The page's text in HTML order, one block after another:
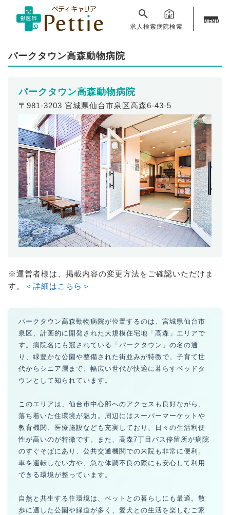
求人検索病院検索
MENU
パークタウン高森動物病院
パークタウン高森動物病院
〒981-3203 宮城県仙台市泉区高森6-43-5
※運営者様は、掲載内容の変更方法をご確認いただけま
す。
＜詳細はこちら＞
パークタウン高森動物病院が位置するのは、宮城県仙台市
泉区、計画的に開発された大規模住宅地「高森」エリアで
す。病院名にも冠されている「パークタウン」の名の通
り、緑豊かな公園や整備された街並みが特徴で、子育て世
代からシニア層まで、幅広い世代が快適に暮らすベッドタ
ウンとして知られています。
このエリアは、仙台市中心部へのアクセスも良好ながら、
落ち着いた住環境が魅力。周辺にはスーパーマーケットや
教育機関、医療施設なども充実しており、日々の生活利便
性が高いのが特徴です。また、高森7丁目バス停留所が病院
のすぐそばにあり、公共交通機関での来院も非常に便利。
車を運転しない方や、急な体調不良の際にも安心して利用
できる環境が整っています。
自然と共生する住環境は、ペットとの暮らしにも最適。散
歩に適した公園や緑道が多く、愛犬との生活を楽しむご家